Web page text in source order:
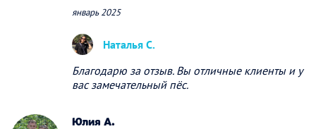
январь 2025
Наталья С.
Благодарю за отзыв. Вы отличные клиенты и у
вас замечательный пёс.
Юлия А.